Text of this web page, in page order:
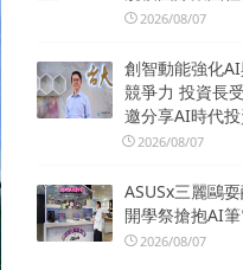
2026/08/07
創智動能強化
競爭力 投資長
邀分享AI時代
2026/08/07
ASUSx三麗鷗
開學祭搶抱AI筆
2026/08/07